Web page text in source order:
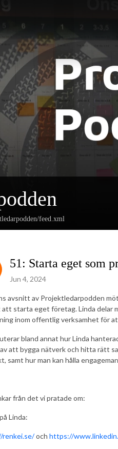
feed.xml
51: Starta eget som
Jun 4, 2024
avsnitt av Projektledarpodden
starta eget företag. Linda delar
inom offentlig verksamhet för
bland annat hur Linda
att bygga nätverk och hitta rätt
samt hur man kan hålla
från det vi pratade om:
Linda:
och https://